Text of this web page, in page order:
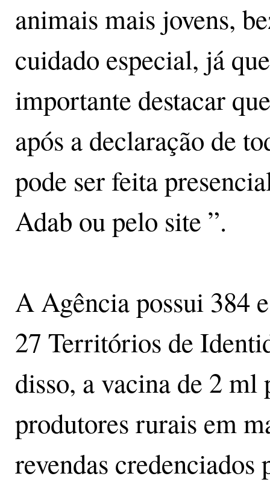
animais mais jovens,
cuidado especial, já
importante destacar
após a declaração de
pode ser feita
Adab ou pelo site ”.
A Agência possui 384
27 Territórios de
disso, a vacina de 2 ml
produtores rurais em
revendas